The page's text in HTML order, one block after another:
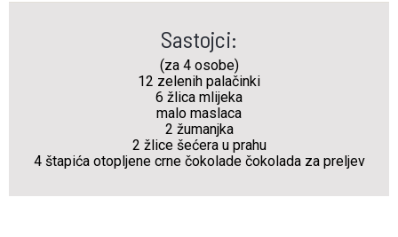
Sastojci:
(za 4 osobe)
12 zelenih palačinki
6 žlica mlijeka
malo maslaca
2 žumanjka
2 žlice šećera u prahu
4 štapića otopljene crne čokolade čokolada za preljev